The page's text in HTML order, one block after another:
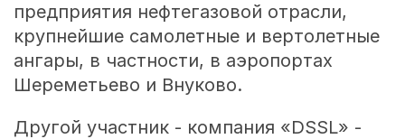
предприятия нефтегазовой отрасли,
крупнейшие самолетные и вертолетные
ангары, в частности, в аэропортах
Шереметьево и Внуково.
Другой участник - компания «DSSL» -